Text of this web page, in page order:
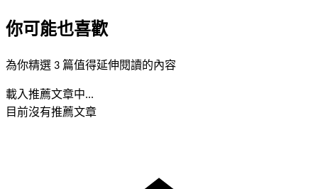
你可能也喜歡
為你精選 3 篇值得延伸閱讀的內容
載入推薦文章中...
目前沒有推薦文章